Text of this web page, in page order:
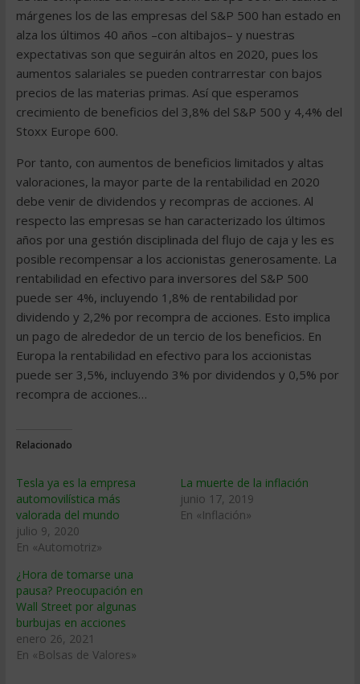
márgenes los de las empresas del S&P 500 han estado en
alza los últimos 40 años –con altibajos– y nuestras
expectativas son que seguirán altos en 2020, pues los
aumentos salariales se pueden contrarrestar con bajos
precios de las materias primas. Así que esperamos
crecimiento de beneficios del 3,8% del S&P 500 y 4,4% del
Stoxx Europe 600.
Por tanto, con aumentos de beneficios limitados y altas
valoraciones, la mayor parte de la rentabilidad en 2020
debe venir de dividendos y recompras de acciones. Al
respecto las empresas se han caracterizado los últimos
años por una gestión disciplinada del flujo de caja y les es
posible recompensar a los accionistas generosamente. La
rentabilidad en efectivo para inversores del S&P 500
puede ser 4%, incluyendo 1,8% de rentabilidad por
dividendo y 2,2% por recompra de acciones. Esto implica
un pago de alrededor de un tercio de los beneficios. En
Europa la rentabilidad en efectivo para los accionistas
puede ser 3,5%, incluyendo 3% por dividendos y 0,5% por
recompra de acciones…
Relacionado
Tesla ya es la empresa
automovilística más
valorada del mundo
julio 9, 2020
En «Automotriz»
La muerte de la inflación
junio 17, 2019
En «Inflación»
¿Hora de tomarse una
pausa? Preocupación en
Wall Street por algunas
burbujas en acciones
enero 26, 2021
En «Bolsas de Valores»